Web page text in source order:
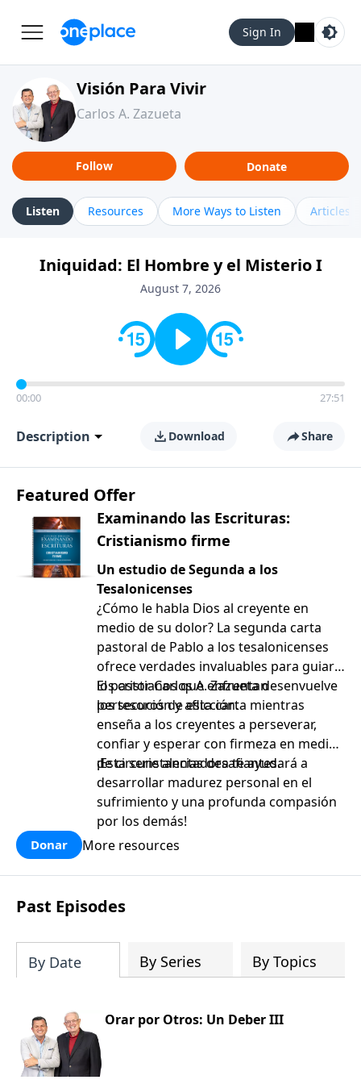
Sign In
Visión Para Vivir
Carlos A. Zazueta
Follow Donate
Listen Resources More Ways to Listen Articles
Iniquidad: El Hombre y el Misterio I
August 7, 2026
00:00 27:51
Description Download Share
Featured Offer
Examinando las Escrituras:
Cristianismo firme
Un estudio de Segunda a los
Tesalonicenses
¿Cómo le habla Dios al creyente en
medio de su dolor? La segunda carta
pastoral de Pablo a los tesalonicenses
ofrece verdades invaluables para guiar a
los cristianos que enfrentan
persecución y aflicción.
El pastor Carlos A. Zazueta desenvuelve
los tesoros de esta carta mientras
enseña a los creyentes a perseverar,
confiar y esperar con firmeza en medio
de circunstancias desafiantes.
¡Esta serie alentadora te ayudará a
desarrollar madurez personal en el
sufrimiento y una profunda compasión
por los demás!
Donar More resources
Past Episodes
By Date By Series By Topics
Orar por Otros: Un Deber III